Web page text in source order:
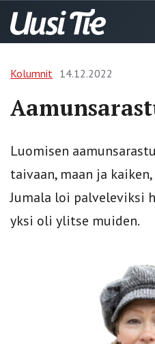
Kolumnit 14.12.2022
Luomisen
taivaan, maan ja
Jumala loi palveleviksi
yksi oli ylitse muiden.